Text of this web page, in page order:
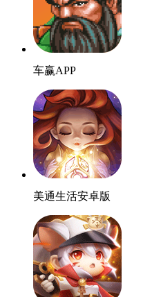
车赢APP
美通生活安卓版